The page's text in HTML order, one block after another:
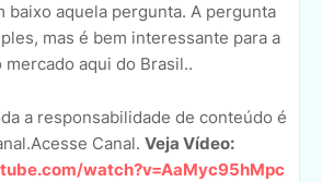
baixo aquela pergunta. A pergunta
mas é bem interessante para a
aqui do Brasil..
a responsabilidade de conteúdo é
Canal. Veja Vídeo:
watch?v=AaMyc95hMpc